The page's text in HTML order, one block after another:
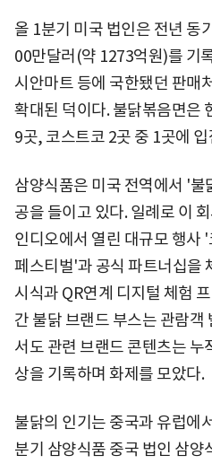
올 1분기 미국 법인은 전년 동
00만달러(약 1273억원)를 기
시안마트 등에 국한됐던 판매
확대된 덕이다. 불닭볶음면은
9곳, 코스트코 2곳 중 1곳에
삼양식품은 미국 전역에서 '
공을 들이고 있다. 일례로 이
인디오에서 열린 대규모 행사
페스티벌'과 공식 파트너십을
시식과 QR연계 디지털 체험
간 불닭 브랜드 부스는 관람객
서도 관련 브랜드 콘텐츠는 누
상을 기록하며 화제를 모았다.
불닭의 인기는 중국과 유럽에
분기 삼양식품 중국 법인 삼